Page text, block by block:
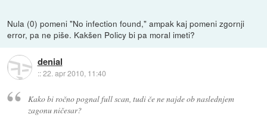
Nula (0) pomeni "No infection found," ampak kaj pomeni zgornji
error, pa ne piše. Kakšen Policy bi pa moral imeti?
denial
::22. apr 2010, 11:40
Kako bi ročno pognal full scan, tudi če ne najde ob naslednjem
zagonu ničesar?